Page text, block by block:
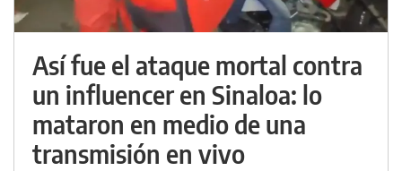
Así fue el ataque mortal contra
un influencer en Sinaloa: lo
mataron en medio de una
transmisión en vivo